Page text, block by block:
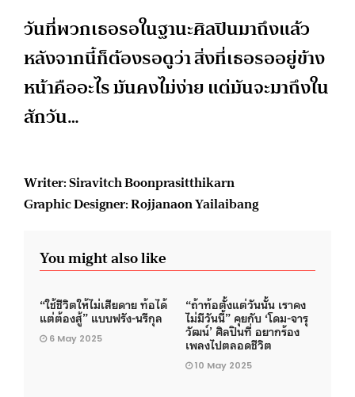
วันที่พวกเธอรอในฐานะศิลปินมาถึงแล้ว
หลังจากนี้ก็ต้องรอดูว่า สิ่งที่เธอรออยู่ข้าง
หน้าคืออะไร มันคงไม่ง่าย แต่มันจะมาถึงใน
สักวัน…
Writer: Siravitch Boonprasitthikarn
Graphic Designer: Rojjanaon Yailaibang
You might also like
“ใช้ชีวิตให้ไม่เสียดาย ท้อได้
แต่ต้องสู้” แบบฟรัง-นรีกุล
6 May 2025
“ถ้าท้อตั้งแต่วันนั้น เราคง
ไม่มีวันนี้” คุยกับ ‘โดม-จารุ
วัฒน์’ ศิลปินที่ อยากร้อง
เพลงไปตลอดชีวิต
10 May 2025